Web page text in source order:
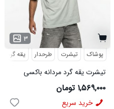
۳
پوشاک تیشرت طرحدار یقه گرد
تیشرت یقه گرد مردانه باکسی
طرحدار پنبه دو رو سبز روشن مدل
50896
۱,۵۶۹,۰۰۰ تومان
خرید سریع